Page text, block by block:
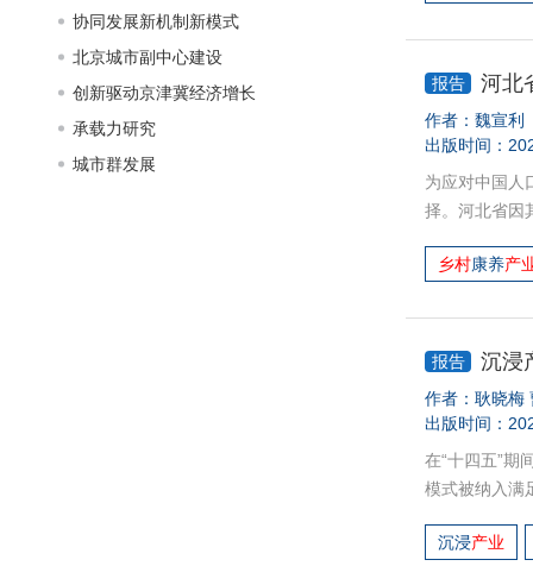
消费场景，加
报告 河北
作者：魏宣利
出版时间：
为应对中国人
择。河北省因
点。本报告
同、产业融合
乡村康养产
报告 沉浸
作者：耿晓梅
出版时间：
在“十四五”期
模式被纳入满
融合发展情
沉浸产业
协同发展新机制新模式
北京城市副中心建设
创新驱动京津冀经济增长
承载力研究
城市群发展